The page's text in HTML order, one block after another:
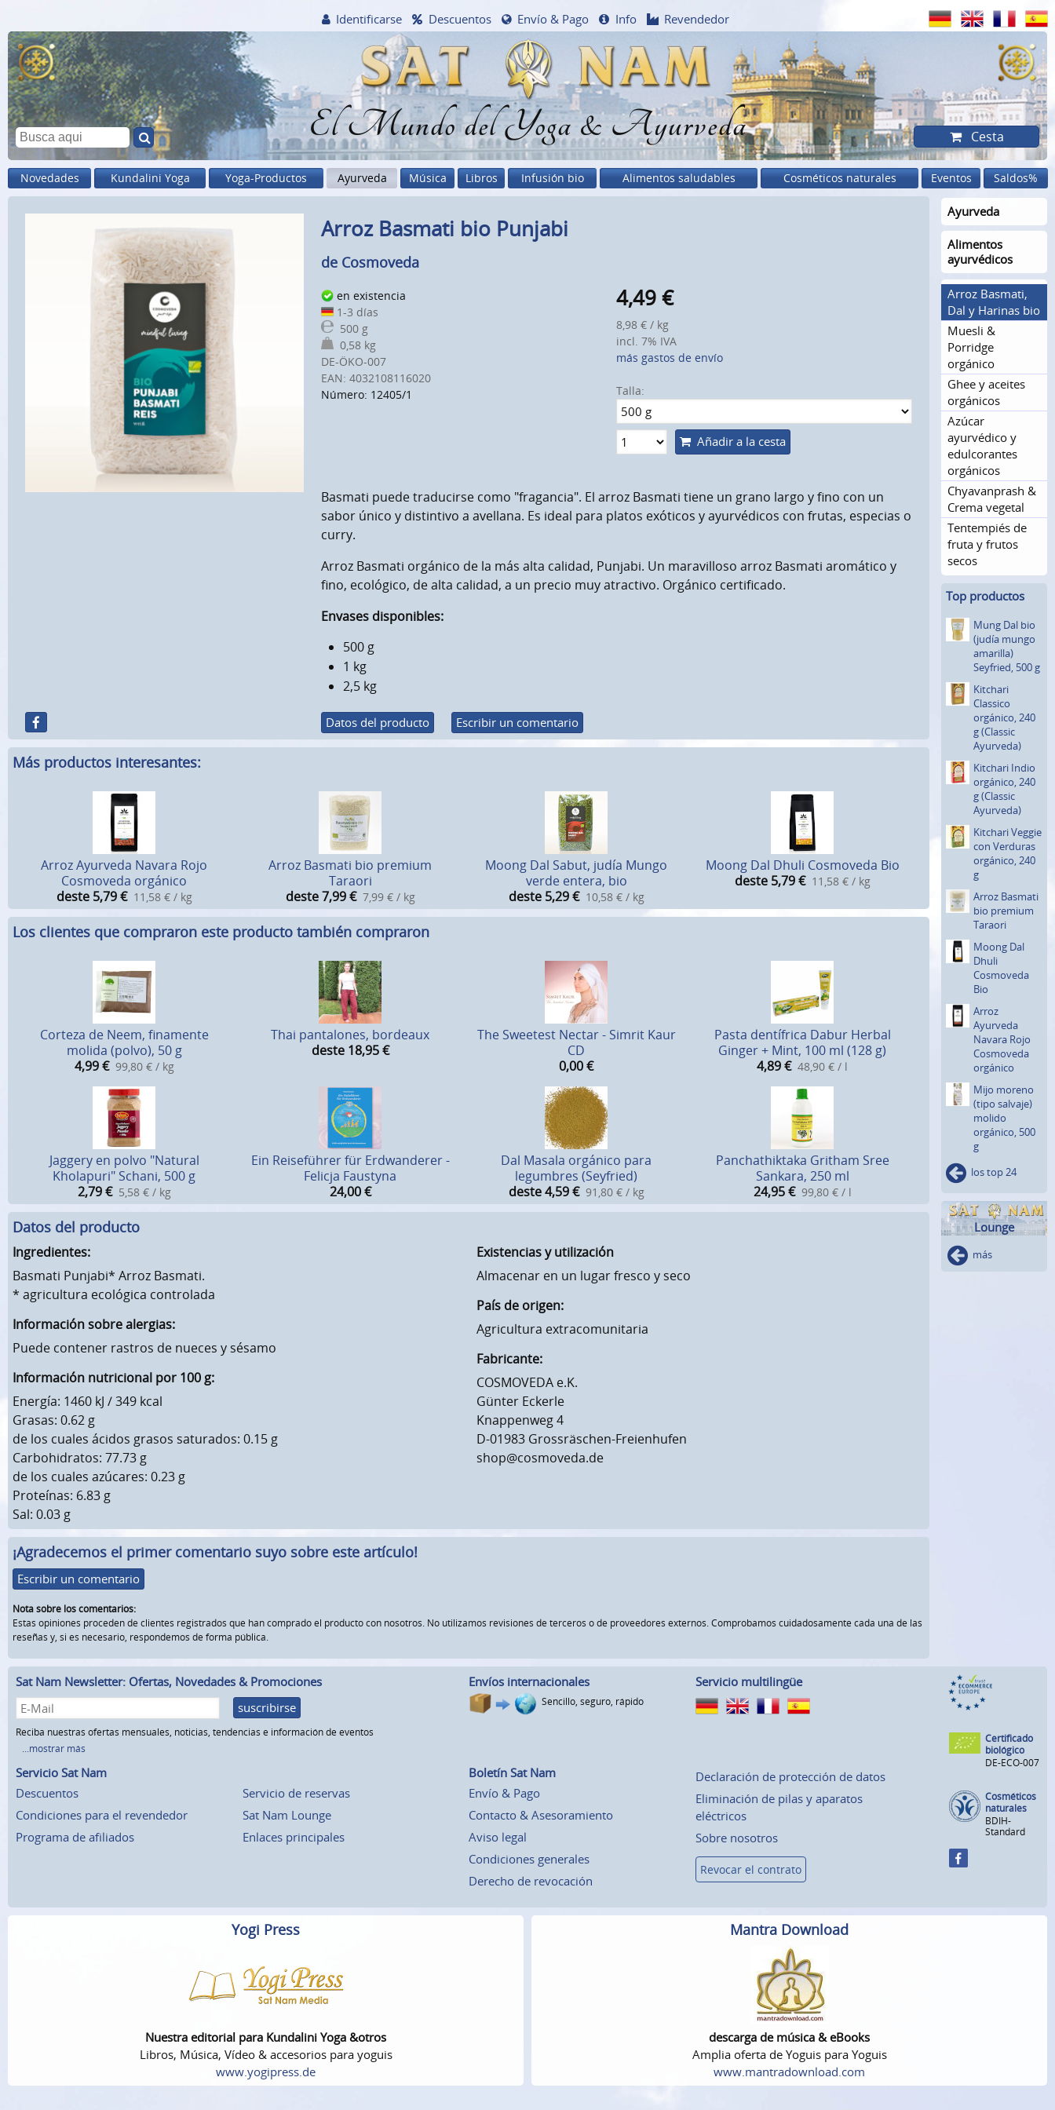
El Mundo del Yoga & Ayurveda
Identificarse Descuentos Envío & Pago Info Revendedor
Cesta
Novedades Kundalini Yoga Yoga-Productos Ayurveda Música Libros Infusión bio Alimentos saludables Cosméticos naturales Eventos Saldos%
Arroz Basmati bio Punjabi
de Cosmoveda
en existencia
1-3 días
500 g
0,58 kg
DE-ÖKO-007
EAN: 4032108116020
Número: 12405/1
4,49€
8,98 € / kg
incl. 7% IVA
más gastos de envío
Talla:
Añadir a la cesta
Basmati puede traducirse como "fragancia". El arroz Basmati tiene un grano largo y fino con un
sabor único y distintivo a avellana. Es ideal para platos exóticos y ayurvédicos con frutas, especias o
curry.
Arroz Basmati orgánico de la más alta calidad, Punjabi. Un maravilloso arroz Basmati aromático y
fino, ecológico, de alta calidad, a un precio muy atractivo. Orgánico certificado.
Envases disponibles:
500 g
1 kg
2,5 kg
Datos del producto Escribir un comentario
Más productos interesantes:
Arroz Ayurveda Navara Rojo
Cosmoveda orgánico
deste 5,79 € 11,58 € / kg
Arroz Basmati bio premium
Taraori
deste 7,99 € 7,99 € / kg
Moong Dal Sabut, judía Mungo
verde entera, bio
deste 5,29 € 10,58 € / kg
Moong Dal Dhuli Cosmoveda Bio
deste 5,79 € 11,58 € / kg
Los clientes que compraron este producto también compraron
Corteza de Neem, finamente
molida (polvo), 50 g
4,99 € 99,80 € / kg
Thai pantalones, bordeaux
deste 18,95 €
The Sweetest Nectar - Simrit Kaur
CD
0,00€
Pasta dentífrica Dabur Herbal
Ginger + Mint, 100 ml (128 g)
4,89€ 48,90 € / l
Jaggery en polvo "Natural
Kholapuri" Schani, 500 g
2,79 € 5,58 € / kg
Ein Reiseführer für Erdwanderer -
Felicja Faustyna
24,00 €
Dal Masala orgánico para
legumbres (Seyfried)
deste 4,59 € 91,80 € / kg
Panchathiktaka Gritham Sree
Sankara, 250 ml
24,95 € 99,80 € / l
Datos del producto
Ingredientes:
Basmati Punjabi* Arroz Basmati.
* agricultura ecológica controlada
Información sobre alergias:
Puede contener rastros de nueces y sésamo
Información nutricional por 100 g:
Energía: 1460 kJ / 349 kcal
Grasas: 0.62 g
de los cuales ácidos grasos saturados: 0.15 g
Carbohidratos: 77.73 g
de los cuales azúcares: 0.23 g
Proteínas: 6.83 g
Sal: 0.03 g
Existencias y utilización
Almacenar en un lugar fresco y seco
País de origen:
Agricultura extracomunitaria
Fabricante:
COSMOVEDA e.K.
Günter Eckerle
Knappenweg 4
D-01983 Grossräschen-Freienhufen
shop@cosmoveda.de
¡Agradecemos el primer comentario suyo sobre este artículo!
Escribir un comentario
Nota sobre los comentarios:
Estas opiniones proceden de clientes registrados que han comprado el producto con nosotros. No utilizamos revisiones de terceros o de proveedores externos. Comprobamos cuidadosamente cada una de las
reseñas y, si es necesario, respondemos de forma pública.
Ayurveda
Alimentos
ayurvédicos
Arroz Basmati,
Dal y Harinas bio
Muesli &
Porridge
orgánico
Ghee y aceites
orgánicos
Azúcar
ayurvédico y
edulcorantes
orgánicos
Chyavanprash &
Crema vegetal
Tentempiés de
fruta y frutos
secos
Top productos
Mung Dal bio
(judía mungo
amarilla)
Seyfried, 500 g
Kitchari
Classico
orgánico, 240
g (Classic
Ayurveda)
Kitchari Indio
orgánico, 240
g (Classic
Ayurveda)
Kitchari Veggie
con Verduras
orgánico, 240
g
Arroz Basmati
bio premium
Taraori
Moong Dal
Dhuli
Cosmoveda
Bio
Arroz
Ayurveda
Navara Rojo
Cosmoveda
orgánico
Mijo moreno
(tipo salvaje)
molido
orgánico, 500
g
los top 24
Lounge
más
Sat Nam Newsletter: Ofertas, Novedades & Promociones
suscribirse
Reciba nuestras ofertas mensuales, noticias, tendencias e información de eventos
...mostrar más
Envíos internacionales
Sencillo, seguro, rápido
Servicio multilingüe
Servicio Sat Nam
Descuentos
Condiciones para el revendedor
Programa de afiliados
Servicio de reservas
Sat Nam Lounge
Enlaces principales
Boletín Sat Nam
Envío & Pago
Contacto & Asesoramiento
Aviso legal
Condiciones generales
Derecho de revocación
Declaración de protección de datos
Eliminación de pilas y aparatos
eléctricos
Sobre nosotros
Revocar el contrato
Certificado
biológico
DE-ECO-007
Cosméticos
naturales
BDIH-
Standard
Yogi Press
Nuestra editorial para Kundalini Yoga &otros
Libros, Música, Vídeo & accesorios para yoguis
www.yogipress.de
Mantra Download
descarga de música & eBooks
Amplia oferta de Yoguis para Yoguis
www.mantradownload.com